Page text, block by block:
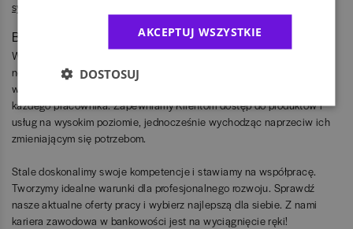
sygnalistów
Bank Millennium S.A.
W Banku Millennium patrzyMy w przyszłość, nieustannie poszukując
nowych rozwiązań. Jakość jest obok innowacyjności podstawową
wartością naszej kultury organizacyjnej i przejawia się w działaniach
każdego pracownika. Zapewniamy Klientom dostęp do produktów i
usług na wysokim poziomie, jednocześnie wychodząc naprzeciw ich
zmieniającym się potrzebom.
Stale doskonalimy swoje kompetencje i stawiamy na współpracę.
Tworzymy idealne warunki dla profesjonalnego rozwoju. Sprawdź
nasze aktualne oferty pracy i wybierz najlepszą dla siebie. Z nami
kariera zawodowa w bankowości jest na wyciągnięcie ręki!
AKCEPTUJ WSZYSTKIE
DOSTOSUJ